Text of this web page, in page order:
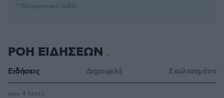
* Υποχρεωτικά πεδία
ΡΟΗ ΕΙΔΗΣΕΩΝ
Ειδήσεις Δημοφιλή Σχολιασμένα
πριν 4 λεπτά